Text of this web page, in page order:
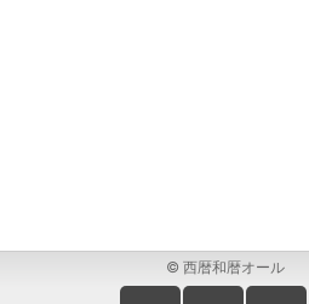
© 西暦和暦オール